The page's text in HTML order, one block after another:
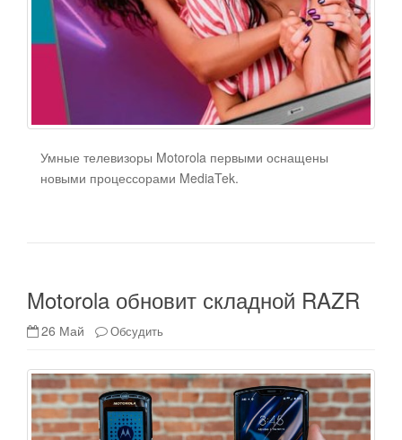
Умные телевизоры Motorola первыми оснащены
новыми процессорами MediaTek.
Motorola обновит складной RAZR
26 Май Обсудить